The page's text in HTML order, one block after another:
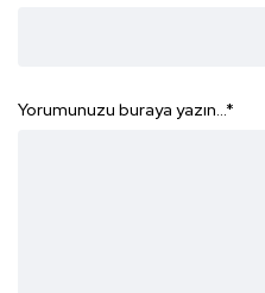
Yorumunuzu buraya yazın...*